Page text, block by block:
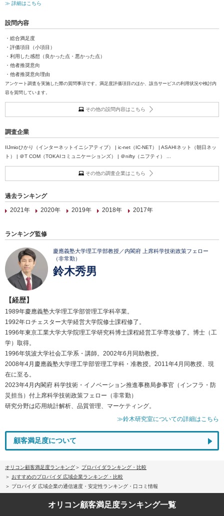
≫ 詳細はこちら
設問内容
・総合満足度
・評価項目（小項目）
・利用した感想（良かった点・悪かった点）
・他者推奨意向
・他者推奨意向理由
アンケート調査を実施した際の質問事項です。満足度評価項目のほか、該当サービスの利用状況や検討内
容を質問しています。
その他の設問内容はこちら
調査企業
IIJmioひかり（インターネットイニシアティブ） | ic-net（IC-NET） | ASAHIネット（朝日ネッ
ト） | ＠T COM（TOKAIコミュニケーションズ） | ＠nifty（ニフティ） ...
その他の調査企業はこちら
過去ランキング
2021年
2020年 2019年 2018年 2017年
ランキング監修
慶應義塾大学理工学部教授／内閣府 上席科学技術政策フェロー
（非常勤）
鈴木秀男
【経歴】
1989年慶應義塾大学理工学部管理工学科卒業。
1992年ロチェスター大学経営大学院修士課程修了。
1996年東京工業大学大学院理工学研究科博士課程経営工学専攻修了。博士（工
学）取得。
1996年筑波大学社会工学系・講師。2002年6月同助教授。
2008年4月慶應義塾大学理工学部管理工学科・准教授。2011年4月同教授、現
在に至る。
2023年4月内閣府 科学技術・イノベーション推進事務局参事官（インフラ・防
災担当）付上席科学技術政策フェロー（非常勤）
研究分野は応用統計解析、品質管理、マーケティング。
≫鈴木研究室についての詳細はこちら
顧客満足度について
オリコン顧客満足度ランキング
プロバイダランキング・比較
おすすめのプロバイダ 広域企業ランキング・比較
プロバイダ 広域企業の通信速度・安定性ランキング・口コミ情報
オリコン顧客満足度ランキング一覧